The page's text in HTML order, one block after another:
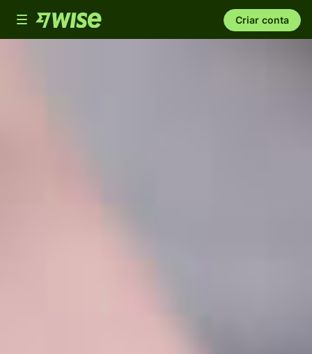
Toggle
navigation
Criar conta